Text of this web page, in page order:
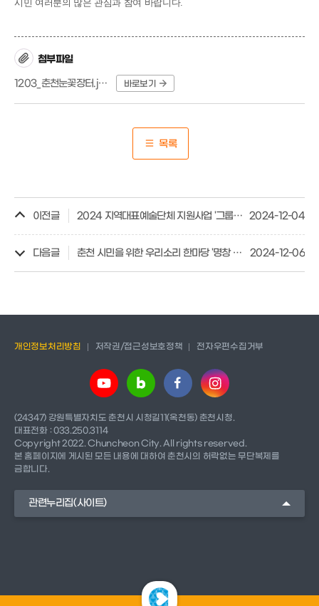
시민 여러분의 많은 관심과 참여 바랍니다.
첨부파일
1203_춘천눈꽃장터.jpg
바로보기
목록
이전글 2024 지역대표예술단체 지원사업 '그룹 난장' 공연 안내 2024-12-04
다음글 춘천 시민을 위한 우리소리 한마당 '명창 이소영 콘서트' 2024-12-06
개인정보처리방침 저작권/접근성보호정책 전자우편수집거부
(24347) 강원특별자치도 춘천시 시청길11(옥천동) 춘천시청.
대표전화 : 033.250.3114
Copyright 2022. Chuncheon City. All rights reserved.
본 홈페이지에 게시된 모든 내용에 대하여 춘천시의 허락없는 무단복제를
금합니다.
관련누리집(사이트)